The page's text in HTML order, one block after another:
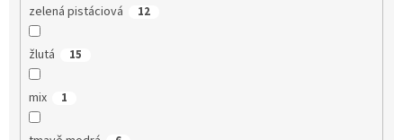
zelená pistáciová 12
žlutá 15
mix 1